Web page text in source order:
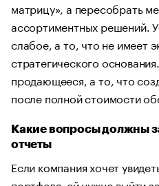
матрицу», а пересобрать
ассортиментных решений.
слабое, а то, что не имеет
стратегического
продающееся, а то, что
после полной стоимости
Какие вопросы должны
отчеты
Если компания хочет